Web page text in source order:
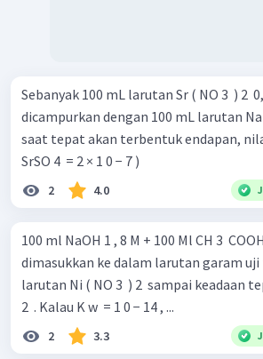
Sebanyak 100 mL larutan Sr ( NO 3 ​ ) 2
dicampurkan dengan 100 mL larutan Na
saat tepat akan terbentuk endapan, nilai
SrSO 4 ​ = 2 × 1 0 − 7 )
2 4.0
100 ml NaOH 1 , 8 M + 100 Ml CH 3
dimasukkan ke dalam larutan garam
larutan Ni ( NO 3 ​ ) 2 ​ sampai keadaan
2 ​ . Kalau K w ​ = 1 0 − 14 , ...
2 3.3